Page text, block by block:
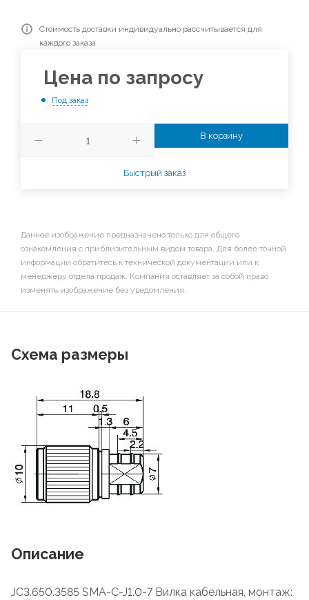
Стоимость доставки индивидуально рассчитывается для
каждого заказа
Цена по запросу
Под заказ
В корзину
Быстрый заказ
Данное изображение предназначено только для общего
ознакомления с приблизительным видом товара. Для более точной
информации обратитесь к технической документации или к
менеджеру отдела продаж. Компания оставляет за собой право
изменять изображение без уведомления.
Схема размеры
Описание
JC3.650.3585 SMA-C-J1.0-7 Вилка кабельная, монтаж: